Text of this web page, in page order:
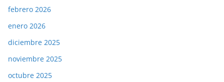
febrero 2026
enero 2026
diciembre 2025
noviembre 2025
octubre 2025